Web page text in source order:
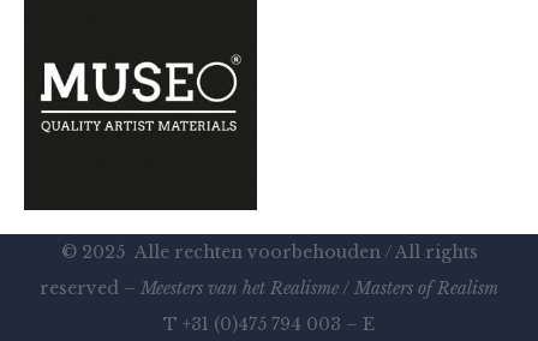
© 2025 Alle rechten voorbehouden / All rights
reserved – Meesters van het Realisme / Masters of Realism
T +31 (0)475 794 003 – E